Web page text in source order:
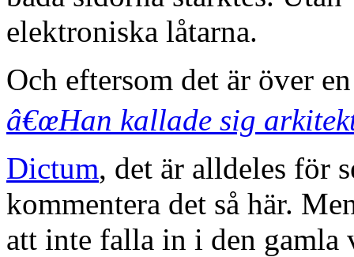
elektroniska låtarna.
Och eftersom det är över
â€œHan kallade sig
Dictum, det är alldeles för
kommentera det så här.
att inte falla in i den gamla